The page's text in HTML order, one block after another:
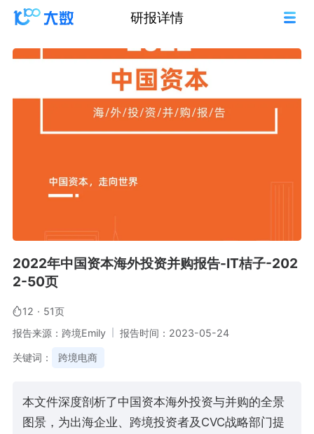
研报详情
2022年中国资本海外投资并购报告-IT桔子-202
2-50页
12 · 51页
报告来源：跨境Emily
报告时间：2023-05-24
关键词： 跨境电商
本文件深度剖析了中国资本海外投资与并购的全景
图景，为出海企业、跨境投资者及CVC战略部门提